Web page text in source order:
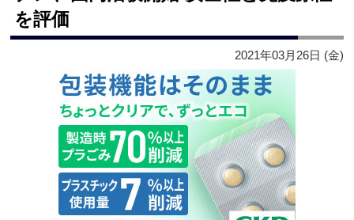
を評価
2021年03月26日 (金)